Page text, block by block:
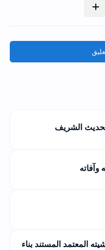
الشريف
المعتمد المستند بناء